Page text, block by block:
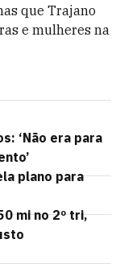
que Trajano
e mulheres na
‘Não era para
plano para
mi no 2º tri,